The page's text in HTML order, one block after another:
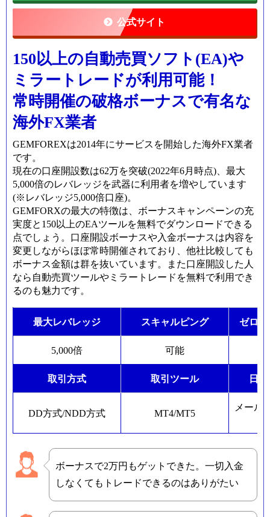
公式サイト
150以上の自動売買ソフト(EA)や
ミラートレードが利用可能！
常時開催の破格ボーナスで有名な
海外FX業者
GEMFOREXは2014年にサービスを開始した海外FX業者
です。
現在の口座開設数は62万を突破(2022年6月時点)、最大
5,000倍のレバレッジを武器に利用者を増やしています
(※レバレッジ5,000倍口座)。
GEMFORXの最大の特徴は、ボーナスキャンペーンの充
実度と150以上のEAツールを無料でダウンロードできる
点でしょう。口座開設ボーナスや入金ボーナスは内容を
変更しながらほぼ常時開催されており、他社比較しても
ボーナス金額は群を抜いています。また口座開設した人
なら自動売買ツールやミラートレードを無料で利用でき
るのも魅力です。
最大レバレッジ スキャルピング ゼロ
5,000倍 可能
取引方式 取引ツール 日
DD方式/NDD方式 MT4/MT5
メール
ボーナスで2万円もゲットできた。一切入金
しなくてもトレードできるのはありがたい